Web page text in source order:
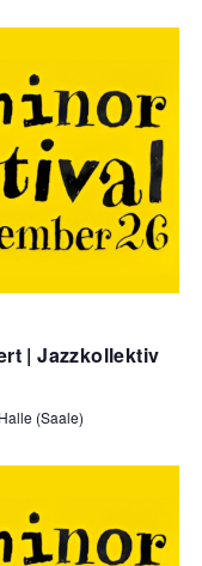
| Jazzkollektiv
(Saale)